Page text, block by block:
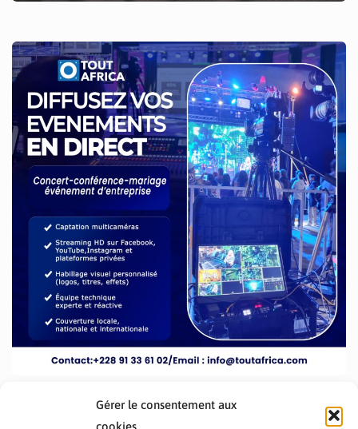
Gérer le consentement aux
cookies